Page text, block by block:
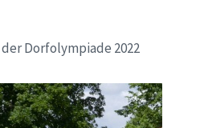
Dorfolympiade 2022